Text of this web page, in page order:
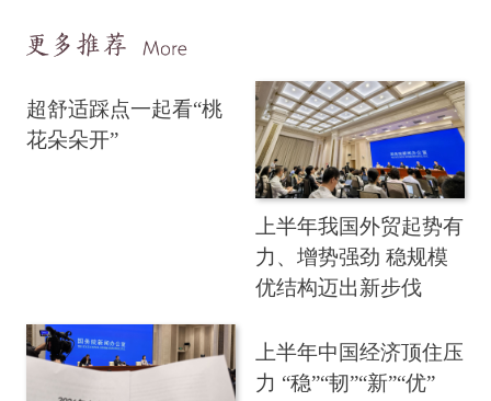
超舒适踩点一起看“桃
花朵朵开”
上半年我国外贸起势有
力、增势强劲 稳规模
优结构迈出新步伐
上半年中国经济顶住压
力 “稳”“韧”“新”“优”